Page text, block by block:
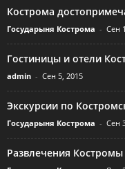
Кострома
Государыня Кострома - Сен
Гостиницы и отели
admin - Сен 5, 2015
Экскурсии по
Государыня Кострома - Сен
Развлечения Костромы